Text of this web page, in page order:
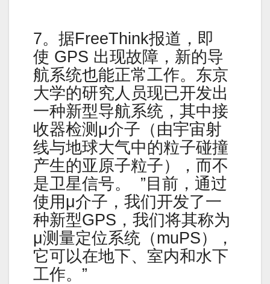
7。据FreeThink报道，即
使 GPS 出现故障，新的导
航系统也能正常工作。东京
大学的研究人员现已开发出
一种新型导航系统，其中接
收器检测μ介子（由宇宙射
线与地球大气中的粒子碰撞
产生的亚原子粒子），而不
是卫星信号。 ”目前，通过
使用μ介子，我们开发了一
种新型GPS，我们将其称为
μ测量定位系统（muPS），
它可以在地下、室内和水下
工作。”